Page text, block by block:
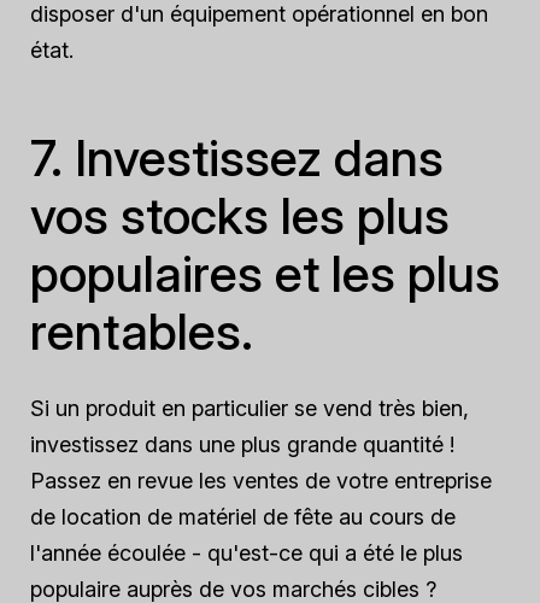
disposer d'un équipement opérationnel en bon
état.
7. Investissez dans
vos stocks les plus
populaires et les plus
rentables.
Si un produit en particulier se vend très bien,
investissez dans une plus grande quantité !
Passez en revue les ventes de votre entreprise
de location de matériel de fête au cours de
l'année écoulée - qu'est-ce qui a été le plus
populaire auprès de vos marchés cibles ?